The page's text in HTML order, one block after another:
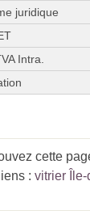
juridique
Intra.
cette
: vitrier